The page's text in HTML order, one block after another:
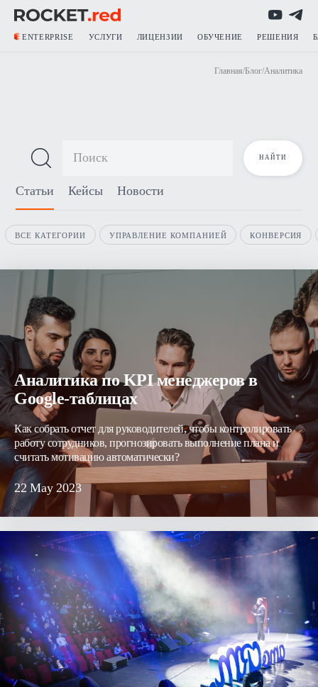
ENTERPRISE УСЛУГИ ЛИЦЕНЗИИ ОБУЧЕНИЕ РЕШЕНИЯ
Блог о продажах
Статьи Кейсы Новости
ВСЕ КАТЕГОРИИ УПРАВЛЕНИЕ КОМПАНИЕЙ КОНВЕРСИЯ
Аналитика по KPI менеджеров в
Google-таблицах
Как собрать отчет для руководителей, чтобы контролировать
работу сотрудников, прогнозировать выполнение плана и
считать мотивацию автоматически?
22 May 2023
Главная/Блог/Аналитика